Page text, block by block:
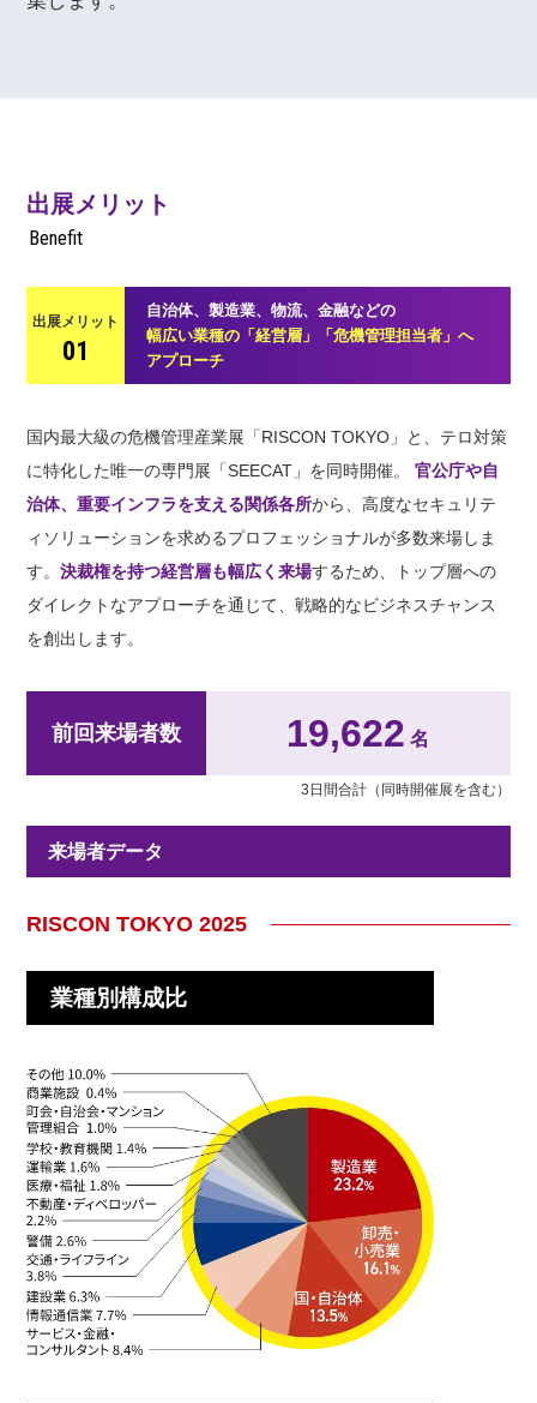
出展メリット
Benefit
出展メリット
01
自治体、製造業、物流、金融などの
幅広い業種の「経営層」「危機管理担当者」へ
アプローチ
国内最大級の危機管理産業展「RISCON TOKYO」と、テロ対策
に特化した唯一の専門展「SEECAT」を同時開催。官公庁や自
治体、重要インフラを支える関係各所から、高度なセキュリテ
ィソリューションを求めるプロフェッショナルが多数来場しま
す。決裁権を持つ経営層も幅広く来場するため、トップ層への
ダイレクトなアプローチを通じて、戦略的なビジネスチャンス
を創出します。
前回来場者数 19,622 名
3日間合計（同時開催展を含む）
来場者データ
RISCON TOKYO 2025
業種別構成比